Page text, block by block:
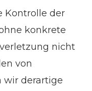
Kontrolle der
konkrete
nicht
von
wir derartige